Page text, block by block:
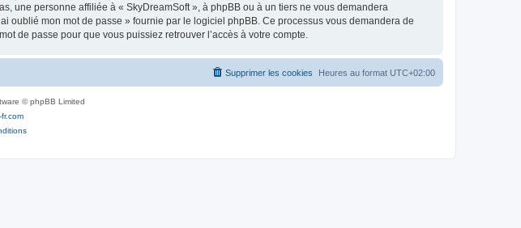
une personne affiliée à « SkyDreamSoft », à phpBB ou à un tiers ne vous demandera
oublié mon mot de passe » fournie par le logiciel phpBB. Ce processus vous demandera de
de passe pour que vous puissiez retrouver l’accès à votre compte.
Heures au format UTC+02:00
Supprimer les cookies
© phpBB Limited